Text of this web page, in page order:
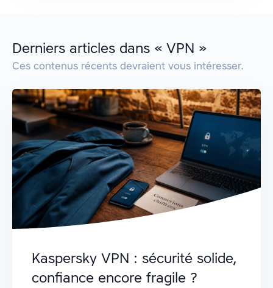
Derniers articles dans « VPN »
Ces contenus récents devraient vous intéresser.
Kaspersky VPN : sécurité solide,
confiance encore fragile ?